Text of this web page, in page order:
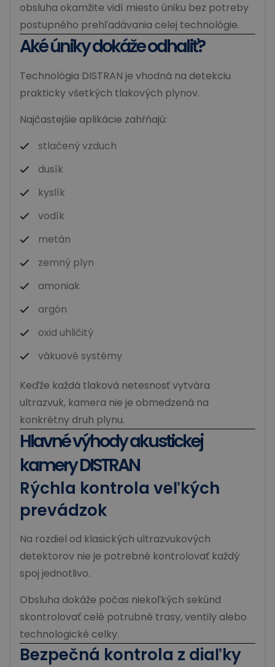
obsluha okamžite vidí miesto úniku bez potreby
postupného prehľadávania celej technológie.
Aké úniky dokáže odhaliť?
Technológia DISTRAN je vhodná na detekciu
prakticky všetkých tlakových plynov.
Najčastejšie aplikácie zahŕňajú:
stlačený vzduch
dusík
kyslík
vodík
metán
zemný plyn
amoniak
argón
oxid uhličitý
vákuové systémy
Keďže každá tlaková netesnosť vytvára
ultrazvuk, kamera nie je obmedzená na
konkrétny druh plynu.
Hlavné výhody akustickej
kamery DISTRAN
Rýchla kontrola veľkých
prevádzok
Na rozdiel od klasických ultrazvukových
detektorov nie je potrebné kontrolovať každý
spoj jednotlivo.
Obsluha dokáže počas niekoľkých sekúnd
skontrolovať celé potrubné trasy, ventily alebo
technologické celky.
Bezpečná kontrola z diaľky